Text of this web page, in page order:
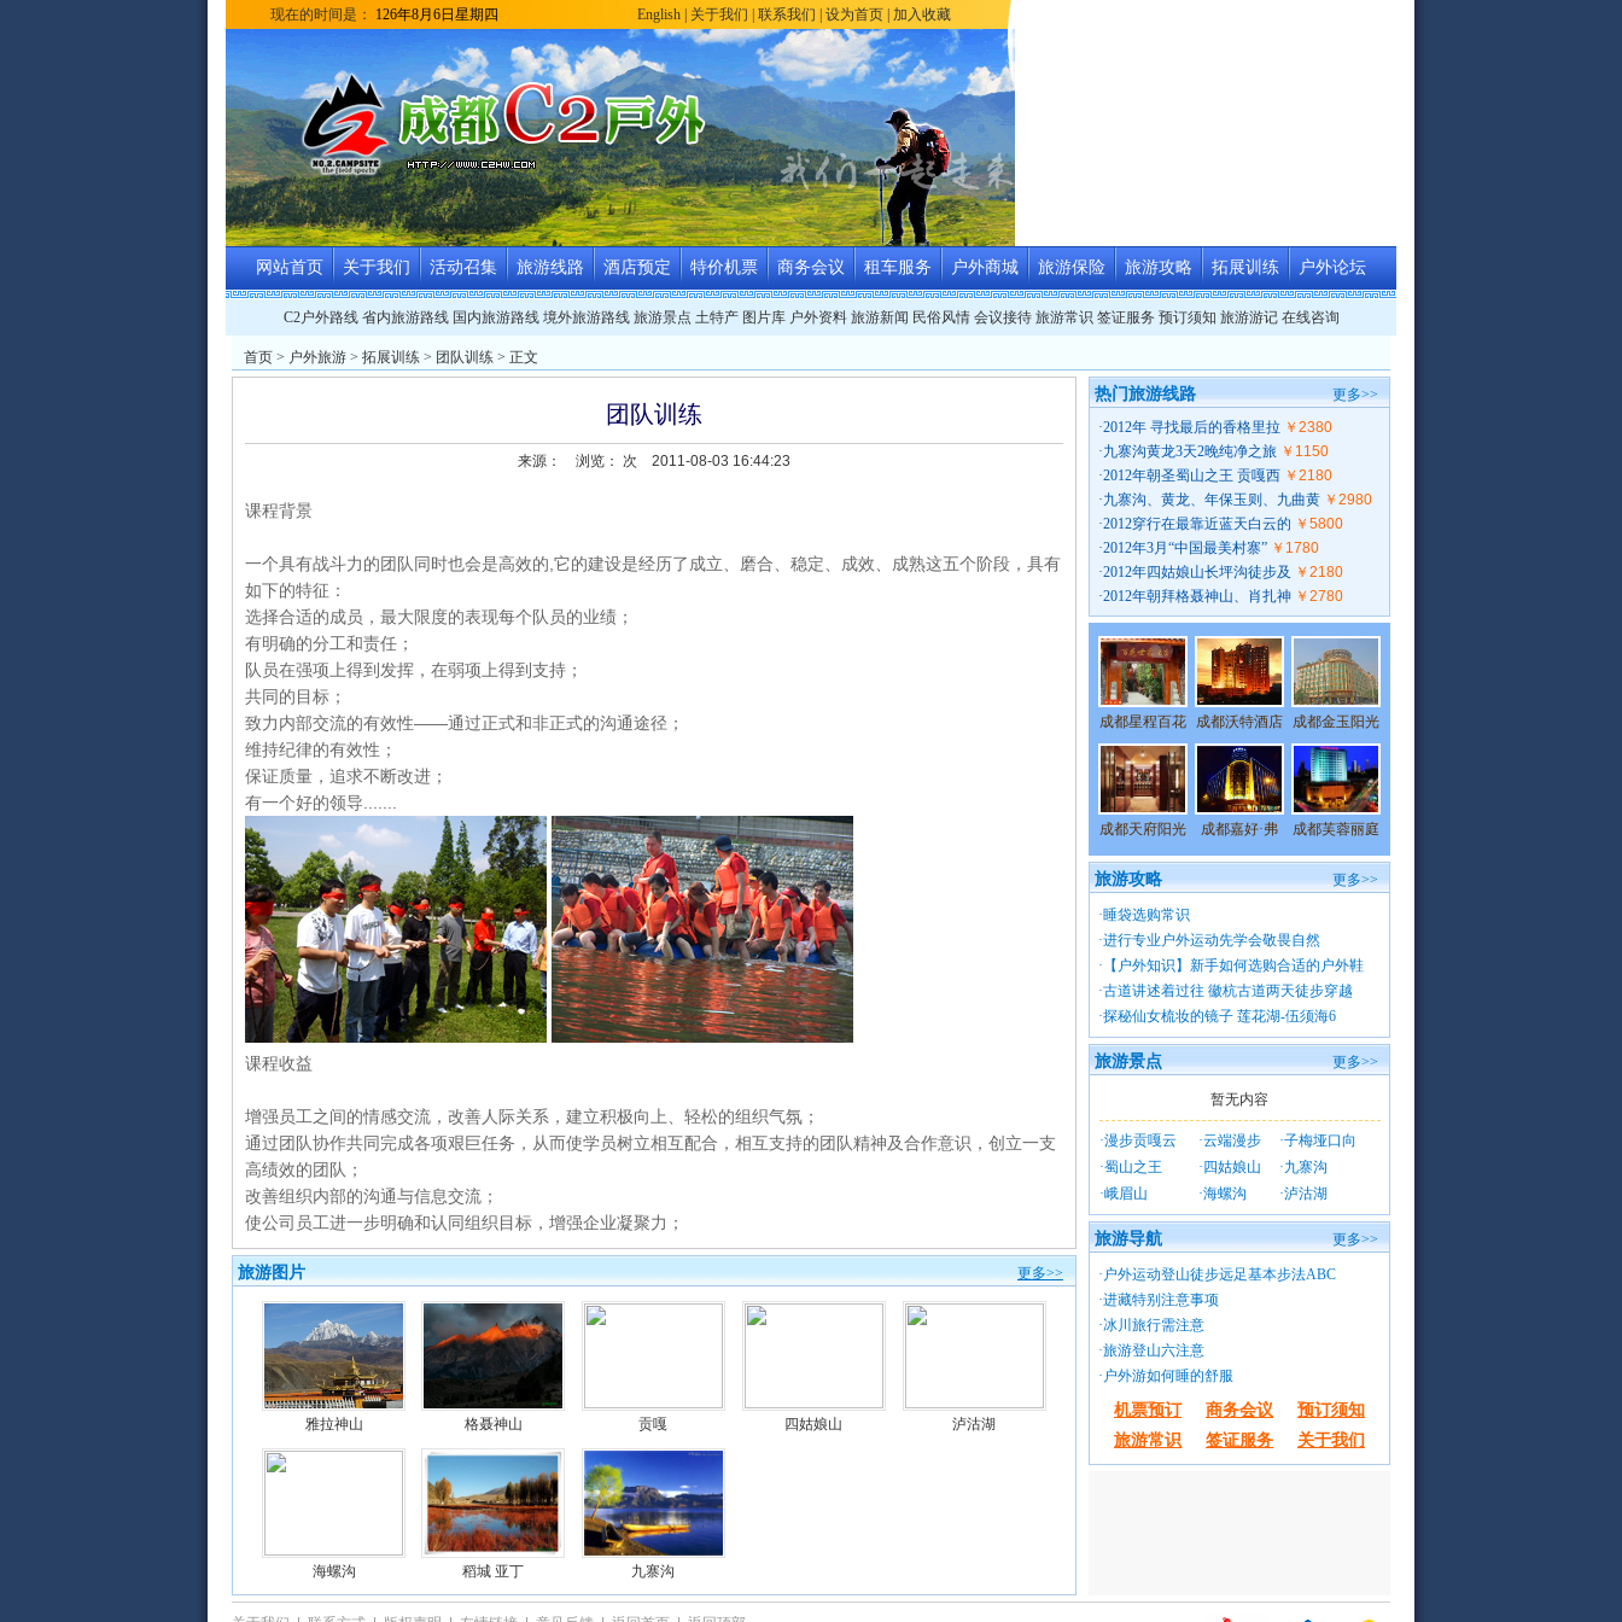
现在的时间是： 126年8月6日星期四 English 关于我们 联系我们 设为首页 加入收藏
网站首页 关于我们 活动召集 旅游线路 酒店预定 特价机票 商务会议 租车服务 户外商城 旅游保险 旅游攻略 拓展训练 户外论坛
C2户外路线 省内旅游路线 国内旅游路线 境外旅游路线 旅游景点 土特产 图片库 户外资料 旅游新闻 民俗风情 会议接待 旅游常识 签证服务 预订须知 旅游游记 在线咨询
首页 > 户外旅游 > 拓展训练 > 团队训练 > 正文
团队训练
来源： 浏览： 次 2011-08-03 16:44:23
课程背景
一个具有战斗力的团队同时也会是高效的,它的建设是经历了成立、磨合、稳定、成效、成熟这五个阶段，具有
如下的特征：
选择合适的成员，最大限度的表现每个队员的业绩；
有明确的分工和责任；
队员在强项上得到发挥，在弱项上得到支持；
共同的目标；
致力内部交流的有效性——通过正式和非正式的沟通途径；
维持纪律的有效性；
保证质量，追求不断改进；
有一个好的领导.......
课程收益
增强员工之间的情感交流，改善人际关系，建立积极向上、轻松的组织气氛；
通过团队协作共同完成各项艰巨任务，从而使学员树立相互配合，相互支持的团队精神及合作意识，创立一支
高绩效的团队；
改善组织内部的沟通与信息交流；
使公司员工进一步明确和认同组织目标，增强企业凝聚力；
旅游图片 更多>>
雅拉神山 格聂神山 贡嘎 四姑娘山 泸沽湖
海螺沟 稻城 亚丁 九寨沟
热门旅游线路
更多>>
·2012年 寻找最后的香格里拉 ￥2380
·九寨沟黄龙3天2晚纯净之旅 ￥1150
·2012年朝圣蜀山之王 贡嘎西 ￥2180
·九寨沟、黄龙、年保玉则、九曲黄 ￥2980
·2012穿行在最靠近蓝天白云的 ￥5800
·2012年3月“中国最美村寨” ￥1780
·2012年四姑娘山长坪沟徒步及 ￥2180
·2012年朝拜格聂神山、肖扎神 ￥2780
成都星程百花 成都沃特酒店 成都金玉阳光
成都天府阳光 成都嘉好·弗 成都芙蓉丽庭
旅游攻略 更多>>
·睡袋选购常识
·进行专业户外运动先学会敬畏自然
· 【户外知识】新手如何选购合适的户外鞋
·古道讲述着过往 徽杭古道两天徒步穿越
·探秘仙女梳妆的镜子 莲花湖-伍须海6
旅游景点 更多>>
暂无内容
·漫步贡嘎云 ·云端漫步 ·子梅垭口向
·蜀山之王 · 四姑娘山 ·九寨沟
·峨眉山 ·海螺沟 ·泸沽湖
旅游导航 更多>>
· 户外运动登山徒步远足基本步法ABC
·进藏特别注意事项
·冰川旅行需注意
·旅游登山六注意
· 户外游如何睡的舒服
机票预订 商务会议
预订须知
旅游常识
签证服务 关于我们